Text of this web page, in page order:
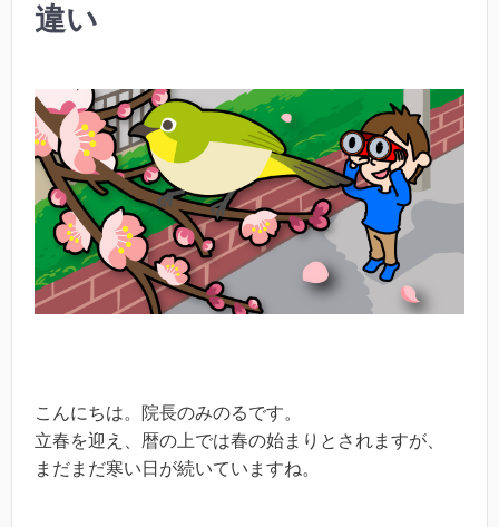
違い
こんにちは。院長のみのるです。
立春を迎え、暦の上では春の始まりとされますが、
まだまだ寒い日が続いていますね。